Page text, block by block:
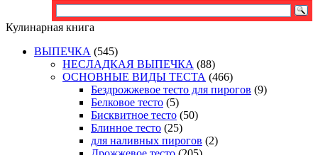
Кулинарная книга
ВЫПЕЧКА (545)
НЕСЛАДКАЯ ВЫПЕЧКА (88)
ОСНОВНЫЕ ВИДЫ ТЕСТА (466)
Бездрожжевое тесто для пирогов (9)
Белковое тесто (5)
Бисквитное тесто (50)
Блинное тесто (25)
для наливных пирогов (2)